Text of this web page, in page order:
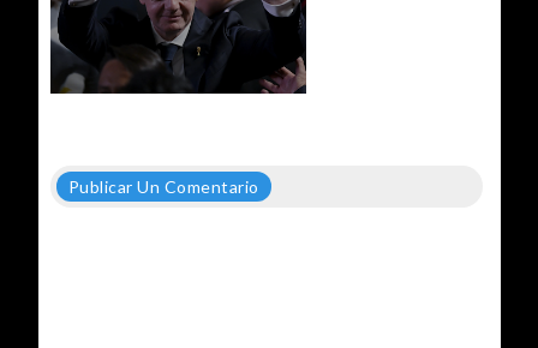
Publicar Un Comentario